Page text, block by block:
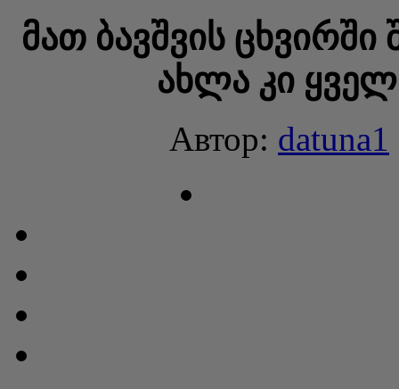
მათ ბავშვის ცხვირში
ახლა კი
Автор: datuna1